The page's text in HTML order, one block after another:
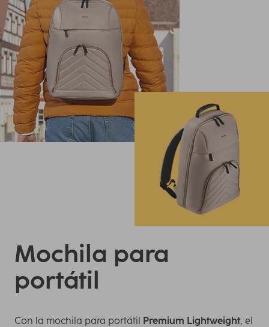
Mochila para
portátil
Con la mochila para portátil Premium Lightweight, el